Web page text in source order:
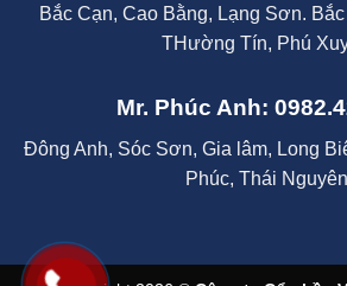
Bắc Cạn, Cao Bằng, Lạng Sơn.
THường Tín, Phú
Mr. Phúc Anh:
Đông Anh, Sóc Sơn, Gia lâm, Long
Phúc, Thái Nguyên